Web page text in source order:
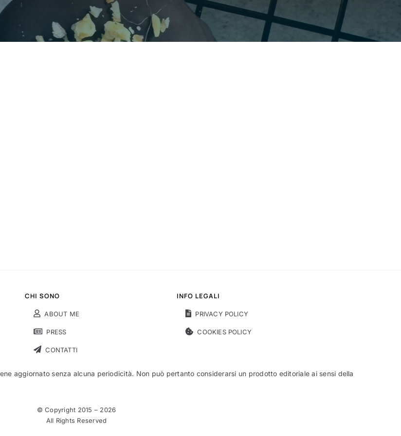
CHI SONO
ABOUT ME
PRESS
CONTATTI
INFO LEGALI
PRIVACY POLICY
COOKIES POLICY
aggiornato senza alcuna periodicità. Non può pertanto considerarsi un prodotto editoriale ai sensi della
© Copyright 2015 – 2026
All Rights Reserved